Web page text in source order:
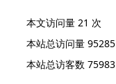
本文访问量21 次
本站总访问量95285
本站总访客数75983